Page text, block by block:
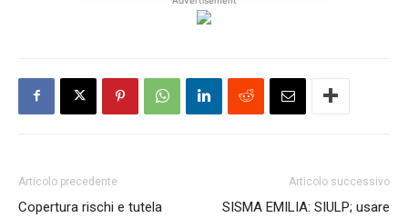
Articolo precedente
Copertura rischi e tutela
Articolo successivo
SISMA EMILIA: SIULP; usare